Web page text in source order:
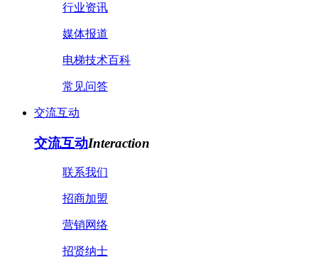
行业资讯
媒体报道
电梯技术百科
常见问答
交流互动
交流互动Interaction
联系我们
招商加盟
营销网络
招贤纳士